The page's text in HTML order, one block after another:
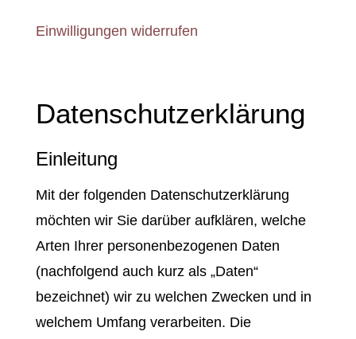
Einwilligungen widerrufen
Datenschutzerklärung
Einleitung
Mit der folgenden Datenschutzerklärung
möchten wir Sie darüber aufklären, welche
Arten Ihrer personenbezogenen Daten
(nachfolgend auch kurz als „Daten“
bezeichnet) wir zu welchen Zwecken und in
welchem Umfang verarbeiten. Die